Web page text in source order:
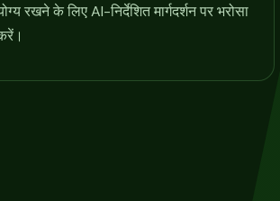
रखने के लिए AI-निर्देशित मार्गदर्शन पर भरोसा